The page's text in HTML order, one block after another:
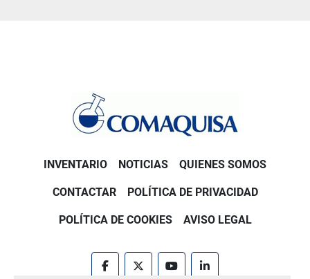
INVENTARIO NOTICIAS QUIENES SOMOS
CONTACTAR POLÍTICA DE PRIVACIDAD
POLÍTICA DE COOKIES AVISO LEGAL
facebooktwitter youtubelinkedin